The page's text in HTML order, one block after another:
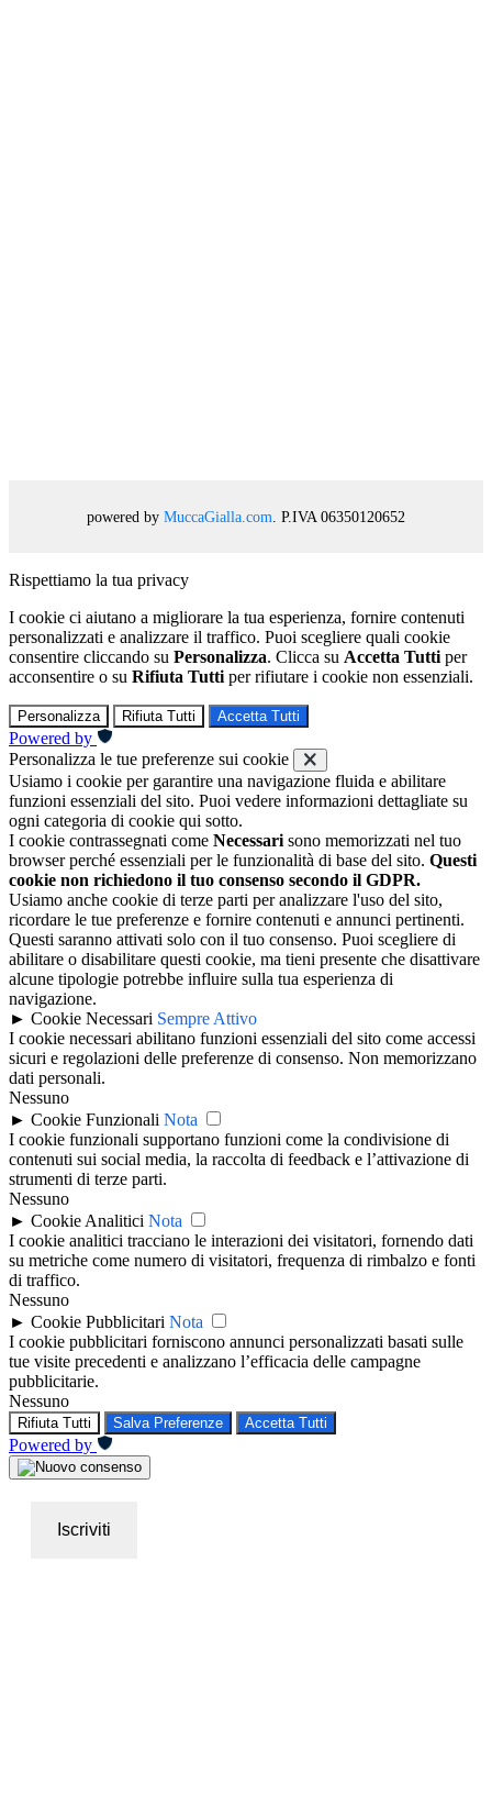
powered by MuccaGialla.com . P.IVA 06350120652
Rispettiamo la tua privacy
I cookie ci aiutano a migliorare la tua esperienza, fornire contenuti
personalizzati e analizzare il traffico. Puoi scegliere quali cookie
consentire cliccando su Personalizza. Clicca su Accetta Tutti per
acconsentire o su Rifiuta Tutti per rifiutare i cookie non essenziali.
Personalizza Rifiuta Tutti Accetta Tutti
Powered by
Personalizza le tue preferenze sui cookie
Usiamo i cookie per garantire una navigazione fluida e abilitare
funzioni essenziali del sito. Puoi vedere informazioni dettagliate su
ogni categoria di cookie qui sotto.
I cookie contrassegnati come Necessari sono memorizzati nel tuo
browser perché essenziali per le funzionalità di base del sito. Questi
cookie non richiedono il tuo consenso secondo il GDPR.
Usiamo anche cookie di terze parti per analizzare l'uso del sito,
ricordare le tue preferenze e fornire contenuti e annunci pertinenti.
Questi saranno attivati solo con il tuo consenso. Puoi scegliere di
abilitare o disabilitare questi cookie, ma tieni presente che disattivare
alcune tipologie potrebbe influire sulla tua esperienza di
navigazione.
► Cookie Necessari Sempre Attivo
I cookie necessari abilitano funzioni essenziali del sito come accessi
sicuri e regolazioni delle preferenze di consenso. Non memorizzano
dati personali.
Nessuno
► Cookie Funzionali Nota
I cookie funzionali supportano funzioni come la condivisione di
contenuti sui social media, la raccolta di feedback e l’attivazione di
strumenti di terze parti.
Nessuno
► Cookie Analitici Nota
I cookie analitici tracciano le interazioni dei visitatori, fornendo dati
su metriche come numero di visitatori, frequenza di rimbalzo e fonti
di traffico.
Nessuno
► Cookie Pubblicitari Nota
I cookie pubblicitari forniscono annunci personalizzati basati sulle
tue visite precedenti e analizzano l’efficacia delle campagne
pubblicitarie.
Nessuno
Rifiuta Tutti Salva Preferenze Accetta Tutti
Powered by
Iscriviti